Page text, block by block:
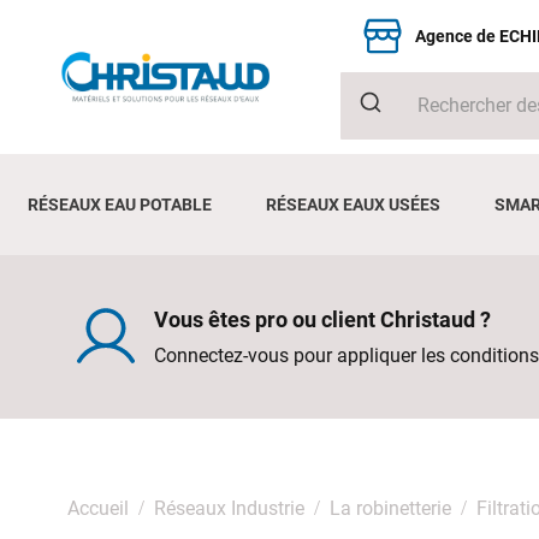
Agence de
RÉSEAUX EAU POTABLE RÉSEAUX EAUX USÉES
Vous êtes pro ou client Christaud ?
Connectez-vous pour appliquer les
Accueil Réseaux Industrie La robinetterie